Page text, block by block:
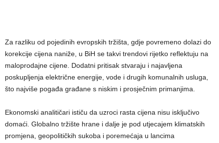
Za razliku od pojedinih evropskih tržišta, gdje povremeno dolazi do
korekcije cijena naniže, u BiH se takvi trendovi rijetko reflektuju na
maloprodajne cijene. Dodatni pritisak stvaraju i najavljena
poskupljenja električne energije, vode i drugih komunalnih usluga,
što najviše pogađa građane s niskim i prosječnim primanjima.
Ekonomski analitičari ističu da uzroci rasta cijena nisu isključivo
domaći. Globalno tržište hrane i dalje je pod utjecajem klimatskih
promjena, geopolitičkih sukoba i poremećaja u lancima